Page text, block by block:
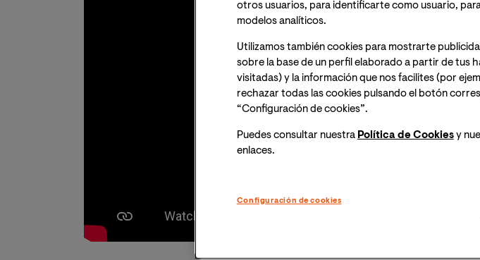
otros usuarios, para identificarte como usuario,
modelos analíticos.
Utilizamos también cookies para mostrarte
sobre la base de un perfil elaborado a partir de tus
visitadas) y la información que nos facilites (por
rechazar todas las cookies pulsando el botón
“Configuración de cookies”.
Puedes consultar nuestra Política de Cookiesy
enlaces.
Configuración de cookies